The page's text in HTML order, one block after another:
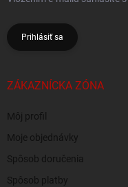
Prihlásiť sa
ZÁKAZNÍCKA ZÓNA
Môj profil
Moje objednávky
Spôsob doručenia
Spôsob platby